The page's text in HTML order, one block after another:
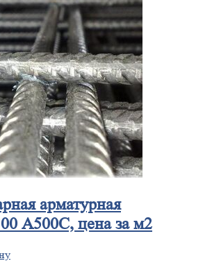
арматурная
А500С, цена за м2